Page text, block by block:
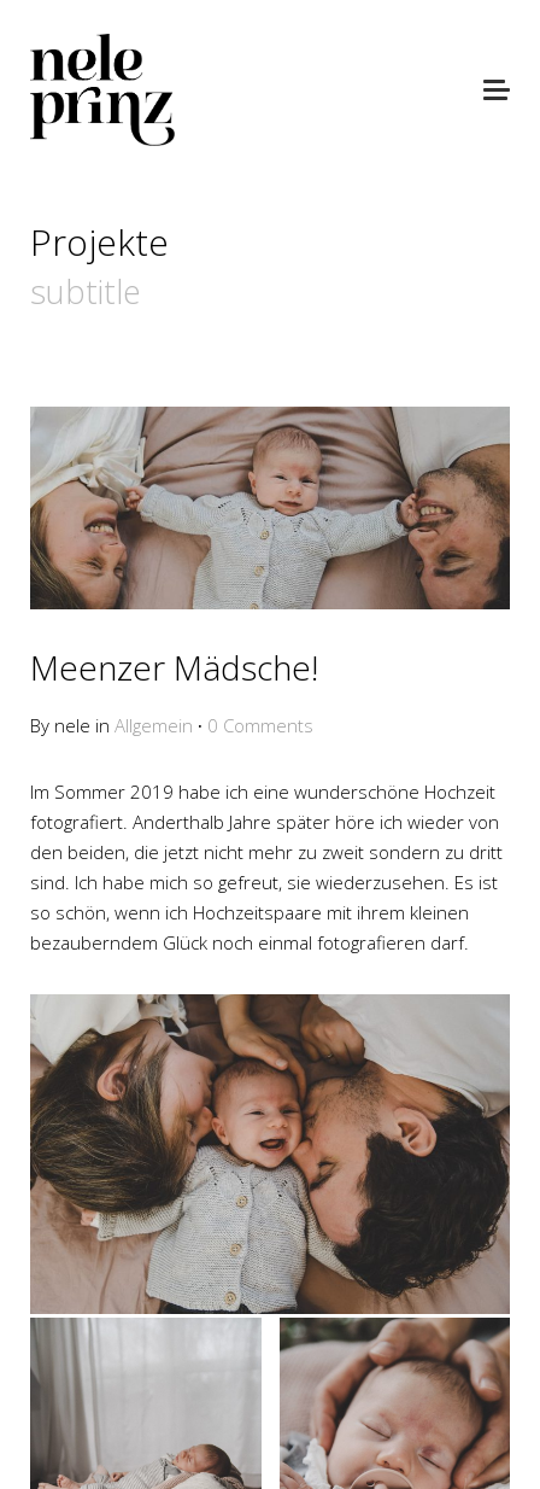
Projekte
subtitle
Meenzer Mädsche!
By nele in Allgemein · 0 Comments
Im Sommer 2019 habe ich eine wunderschöne Hochzeit
fotografiert. Anderthalb Jahre später höre ich wieder von
den beiden, die jetzt nicht mehr zu zweit sondern zu dritt
sind. Ich habe mich so gefreut, sie wiederzusehen. Es ist
so schön, wenn ich Hochzeitspaare mit ihrem kleinen
bezauberndem Glück noch einmal fotografieren darf.